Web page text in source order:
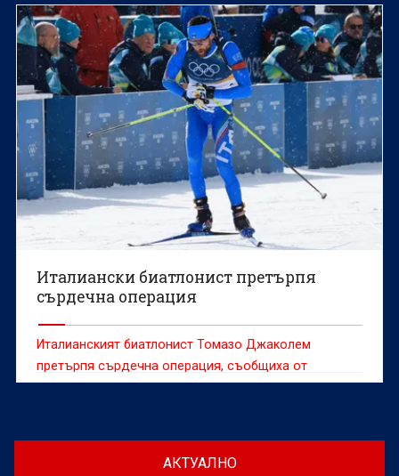
Олимпийските игри в Милано и Кортина д'Ампецо.
Италиански биатлонист претърпя
сърдечна операция
Италианският биатлонист Томазо Джаколем
претърпя сърдечна операция, съобщиха от
Италианската зимна спортна федерация.
АКТУАЛНО